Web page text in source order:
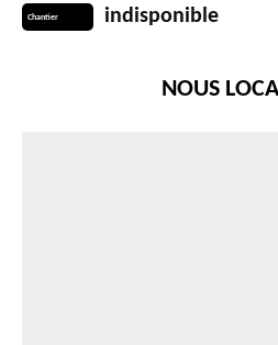
Chantier indisponible
NOUS